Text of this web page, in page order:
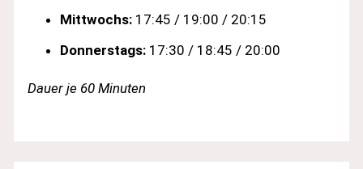
Mittwochs: 17:45 / 19:00 / 20:15
Donnerstags: 17:30 / 18:45 / 20:00
Dauer je 60 Minuten